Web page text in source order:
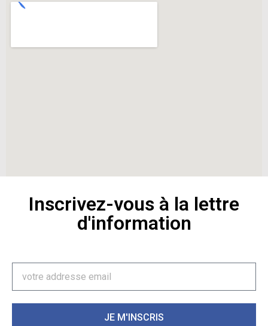
Inscrivez-vous à la lettre
d'information
JE M'INSCRIS